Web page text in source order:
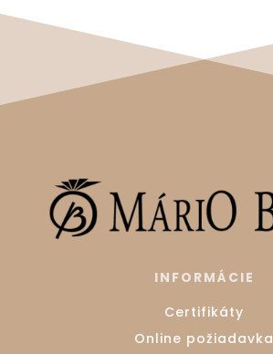
INFORMÁCIE
Certifikáty
Online požiadavka